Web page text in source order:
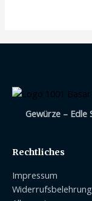
Gewürze – Edle
Rechtliches
Impressum
Widerrufsbelehrung